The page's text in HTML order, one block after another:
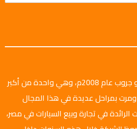
تأسست شركة الليثي أوتو جروب عام 2008م، وهي واحدة من أكبر
ومرت بمراحل عديدة في هذا المجال
في تجارة وبيع السيارات في مصر،